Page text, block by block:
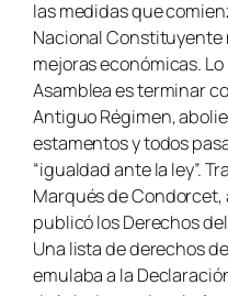
las medidas que
Nacional Constituyente
mejoras económicas.
Asamblea es terminar
Antiguo Régimen,
estamentos y todos
“igualdad ante la ley”.
Marqués de
publicó los Derechos
Una lista de derechos
emulaba a la